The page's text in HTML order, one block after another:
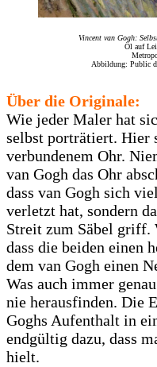
Vincent van Gogh:
Öl auf
Abbildung: Public
Über die Originale:
Wie jeder Maler hat
selbst porträtiert. Hier
verbundenem Ohr.
van Gogh das Ohr
dass van Gogh sich
verletzt hat, sondern
Streit zum Säbel griff.
dass die beiden einen
dem van Gogh einen
Was auch immer
nie herausfinden. Die
Goghs Aufenthalt in
endgültig dazu, dass
hielt.